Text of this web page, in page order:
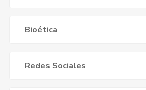
Bioética
Redes Sociales